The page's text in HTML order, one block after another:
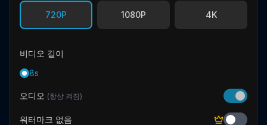
720P 1080P 4K
비디오 길이
8s
오디오 (항상 켜짐)
워터마크 없음